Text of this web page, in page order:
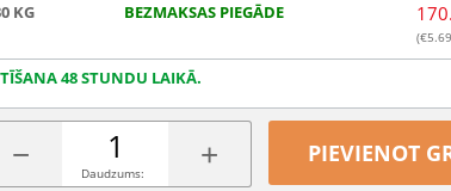
KG BEZMAKSAS PIEGĀDE
(€5.69
48 STUNDU LAIKĀ.
− +
Daudzums:
PIEVIENOT